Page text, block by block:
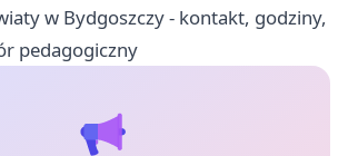
w Bydgoszczy - kontakt, godziny,
pedagogiczny